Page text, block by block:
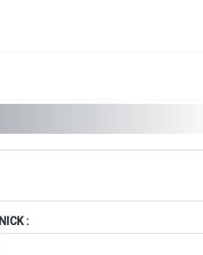
NICK :